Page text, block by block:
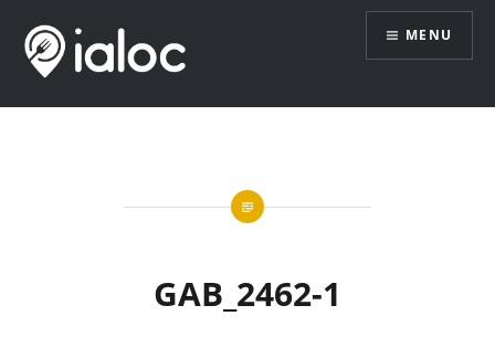
content
MENU
GAB_2462-1